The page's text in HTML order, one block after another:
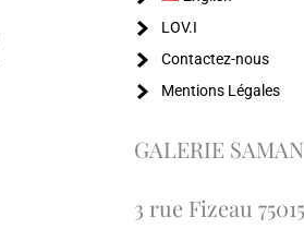
LOV.I
Contactez-nous
Mentions Légales
GALERIE
3 rue Fizeau